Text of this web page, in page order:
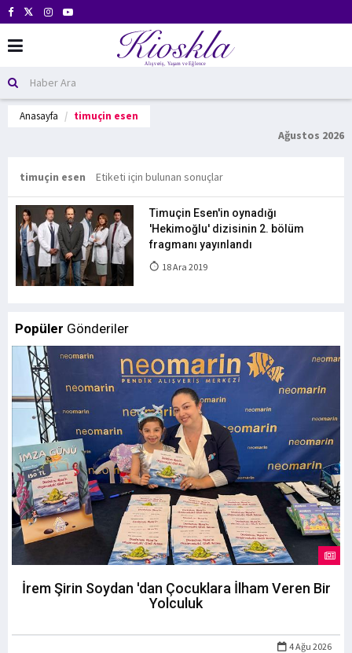
Anasayfa timuçin esen
Ağustos 2026
timuçin esen Etiketi için bulunan sonuçlar
Timuçin Esen'in oynadığı
'Hekimoğlu' dizisinin 2. bölüm
fragmanı yayınlandı
18 Ara 2019
Popüler Gönderiler
İrem Şirin Soydan 'dan Çocuklara İlham Veren Bir
Yolculuk
4 Ağu 2026